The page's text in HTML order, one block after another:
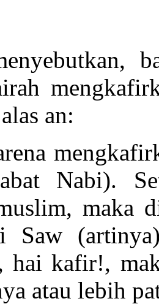
an:
Nabi).
maka
Saw
hai kafir!,
atau lebih